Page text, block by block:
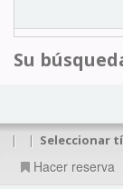
Su
| | Seleccionar
Hacer reserva